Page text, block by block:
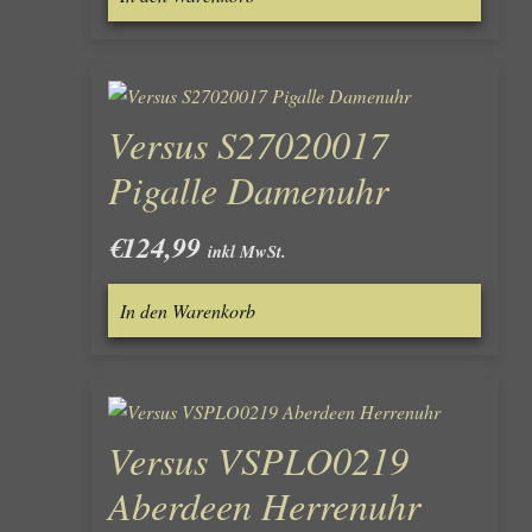
Versus S27020017
Pigalle Damenuhr
€124,99 inkl MwSt.
In den Warenkorb
Versus VSPLO0219
Aberdeen Herrenuhr